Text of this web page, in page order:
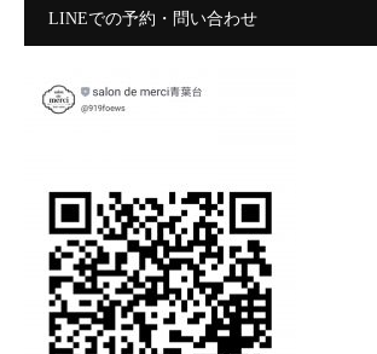
LINEでの予約・問い合わせ